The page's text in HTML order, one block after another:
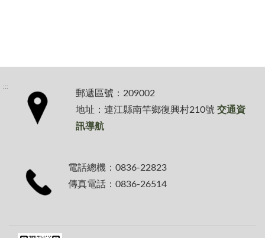
:::
郵遞區號：209002
地址：連江縣南竿鄉復興村210號 交通資
訊導航
電話總機：0836-22823
傳真電話：0836-26514